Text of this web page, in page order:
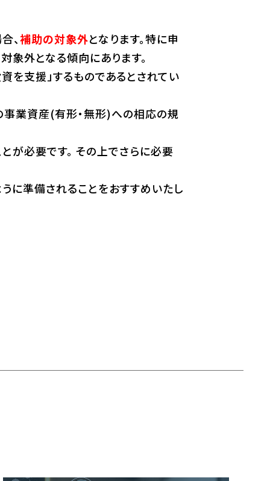
、補助の対象外となります。特に申
外となる傾向にあります。
を支援」するものであるとされてい
事業資産(有形・無形)への相応の規
が必要です。 その上でさらに必要
に準備されることをおすすめいたし